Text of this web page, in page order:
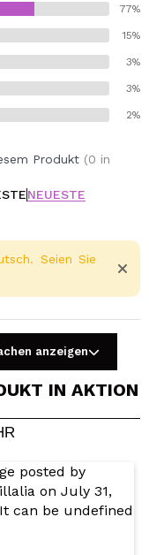
77%
15%
3%
3%
2%
Produkt (0 in
NEUESTE
es dir vor...
Ja Nein
Seien Sie
anzeigen
IN AKTION